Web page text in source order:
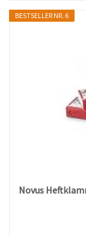
BESTSELLER NR. 6
Novus